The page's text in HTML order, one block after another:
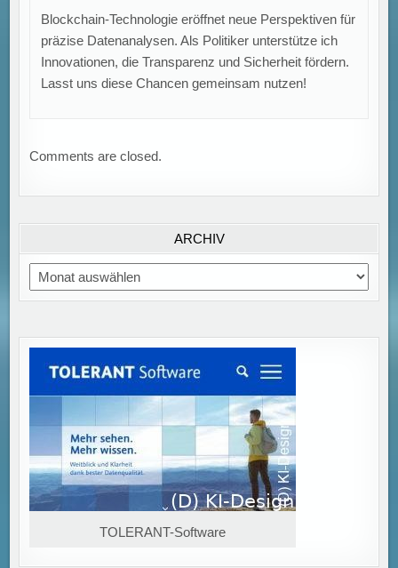
Blockchain-Technologie eröffnet neue Perspektiven für
präzise Datenanalysen. Als Politiker unterstütze ich
Innovationen, die Transparenz und Sicherheit fördern.
Lasst uns diese Chancen gemeinsam nutzen!
Comments are closed.
ARCHIV
Archiv
TOLERANT-Software
Ausbildungsstellen rückläufig: Übernahmequote sinkt